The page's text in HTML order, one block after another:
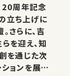
周年記念
立ち上げに
さらに、吉
を迎え、知
を通じた次
ョンを展望